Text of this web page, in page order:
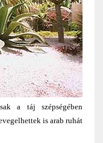
a táj szépségében
is arab ruhát